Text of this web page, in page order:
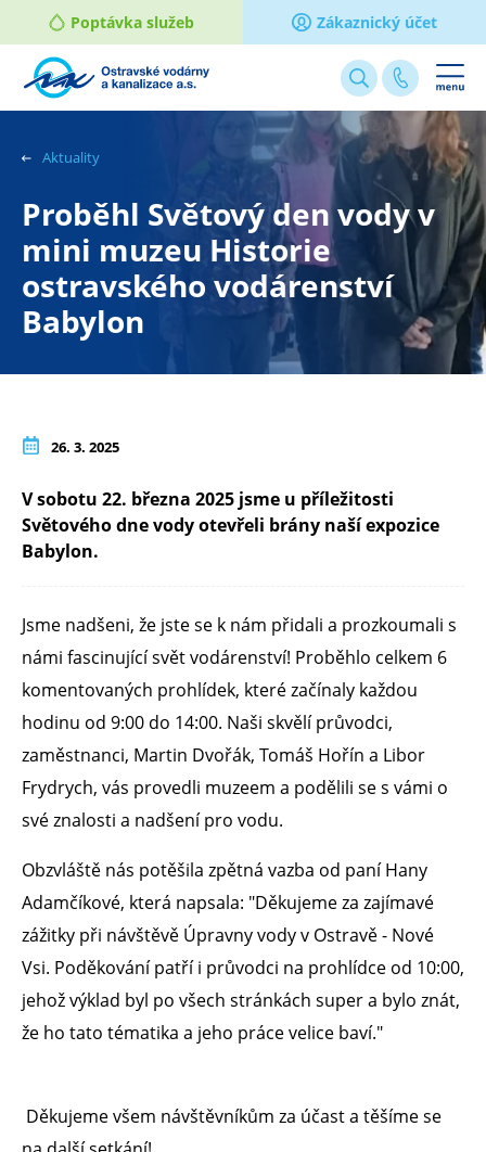
Poptávka služeb Zákaznický účet
Webové
stránky
míruAktuality
Proběhl Světový den vody v
mini muzeu Historie
ostravského vodárenství
Babylon
26. 3. 2025
V sobotu 22. března 2025 jsme u příležitosti
Světového dne vody otevřeli brány naší expozice
Babylon.
Jsme nadšeni, že jste se k nám přidali a prozkoumali s
námi fascinující svět vodárenství! Proběhlo celkem 6
komentovaných prohlídek, které začínaly každou
hodinu od 9:00 do 14:00. Naši skvělí průvodci,
zaměstnanci, Martin Dvořák, Tomáš Hořín a Libor
Frydrych, vás provedli muzeem a podělili se s vámi o
své znalosti a nadšení pro vodu.
Obzvláště nás potěšila zpětná vazba od paní Hany
Adamčíkové, která napsala: "Děkujeme za zajímavé
zážitky při návštěvě Úpravny vody v Ostravě - Nové
Vsi. Poděkování patří i průvodci na prohlídce od 10:00,
jehož výklad byl po všech stránkách super a bylo znát,
že ho tato tématika a jeho práce velice baví."
Děkujeme všem návštěvníkům za účast a těšíme se